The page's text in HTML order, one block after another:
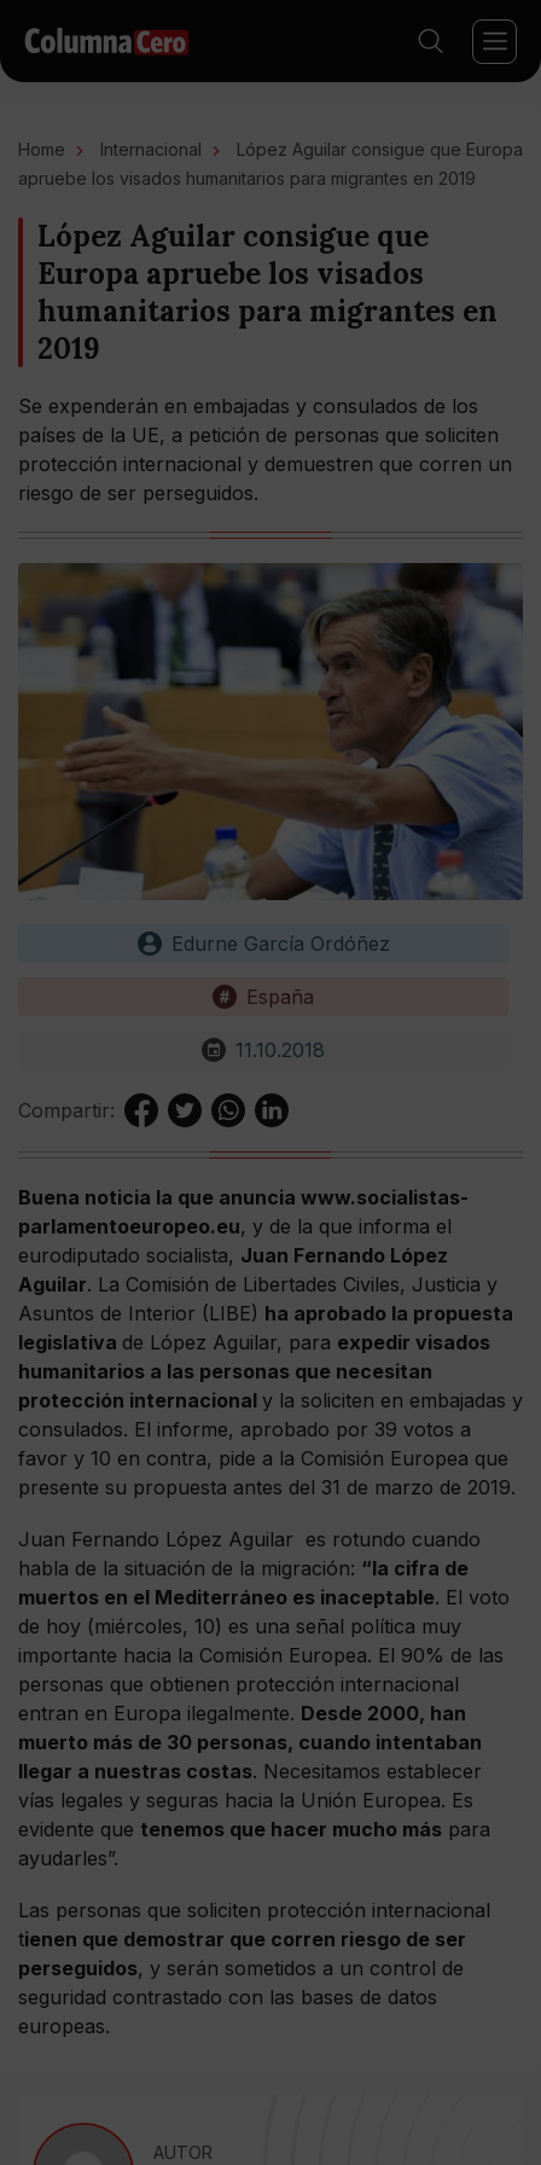
Home Internacional
López Aguilar consigue que Europa
apruebe los visados humanitarios para migrantes en 2019
López Aguilar consigue que
Europa apruebe los visados
humanitarios para migrantes en
2019
Se expenderán en embajadas y consulados de los
países de la UE, a petición de personas que soliciten
protección internacional y demuestren que corren un
riesgo de ser perseguidos.
Edurne García Ordóñez
España
11.10.2018
Compartir:
Buena noticia la que anuncia www.socialistas-
parlamentoeuropeo.eu, y de la que informa el
eurodiputado socialista, Juan Fernando López
Aguilar. La Comisión de Libertades Civiles, Justicia y
Asuntos de Interior (LIBE) ha aprobado la propuesta
legislativa de López Aguilar, para expedir visados
humanitarios a las personas que necesitan
protección internacional y la soliciten en embajadas y
consulados. El informe, aprobado por 39 votos a
favor y 10 en contra, pide a la Comisión Europea que
presente su propuesta antes del 31 de marzo de 2019.
Juan Fernando López Aguilar es rotundo cuando
habla de la situación de la migración: “la cifra de
muertos en el Mediterráneo es inaceptable. El voto
de hoy (miércoles, 10) es una señal política muy
importante hacia la Comisión Europea. El 90% de las
personas que obtienen protección internacional
entran en Europa ilegalmente. Desde 2000, han
muerto más de 30 personas, cuando intentaban
llegar a nuestras costas. Necesitamos establecer
vías legales y seguras hacia la Unión Europea. Es
evidente que tenemos que hacer mucho más para
ayudarles”.
Las personas que soliciten protección internacional
tienen que demostrar que corren riesgo de ser
perseguidos, y serán sometidos a un control de
seguridad contrastado con las bases de datos
europeas.
AUTOR